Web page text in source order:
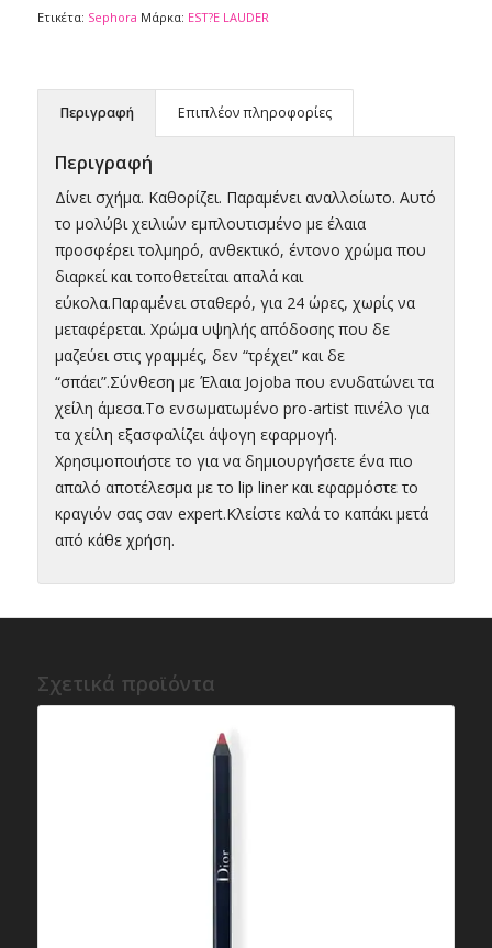
Ετικέτα: Sephora Μάρκα: EST?E LAUDER
Περιγραφή Επιπλέον πληροφορίες
Περιγραφή
Δίνει σχήμα. Καθορίζει. Παραμένει αναλλοίωτο. Αυτό
το μολύβι χειλιών εμπλουτισμένο με έλαια
προσφέρει τολμηρό, ανθεκτικό, έντονο χρώμα που
διαρκεί και τοποθετείται απαλά και
εύκολα.Παραμένει σταθερό, για 24 ώρες, χωρίς να
μεταφέρεται. Χρώμα υψηλής απόδοσης που δε
μαζεύει στις γραμμές, δεν “τρέχει” και δε
“σπάει”.Σύνθεση με Έλαια Jojoba που ενυδατώνει τα
χείλη άμεσα.Το ενσωματωμένο pro-artist πινέλο για
τα χείλη εξασφαλίζει άψογη εφαρμογή.
Χρησιμοποιήστε το για να δημιουργήσετε ένα πιο
απαλό αποτέλεσμα με το lip liner και εφαρμόστε το
κραγιόν σας σαν expert.Κλείστε καλά το καπάκι μετά
από κάθε χρήση.
Σχετικά προϊόντα